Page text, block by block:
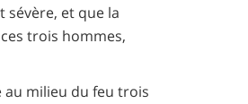
et que la
trois hommes,
au milieu du feu trois